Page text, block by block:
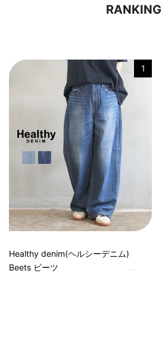
RANKING
1
Healthy denim(ヘルシーデニム)
Beets ビーツ